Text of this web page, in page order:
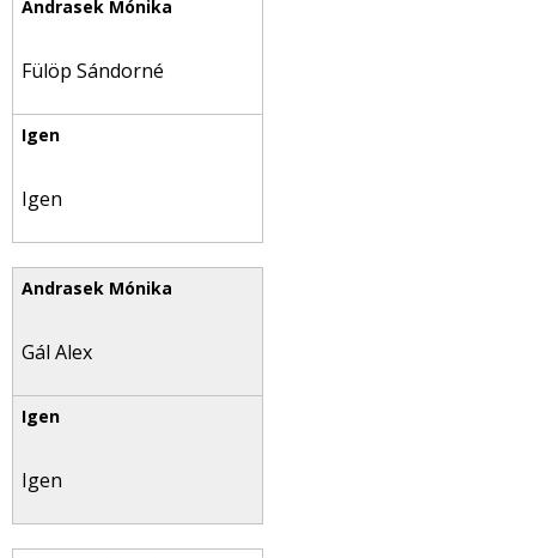
Fülöp Sándorné
Igen
Gál Alex
Igen